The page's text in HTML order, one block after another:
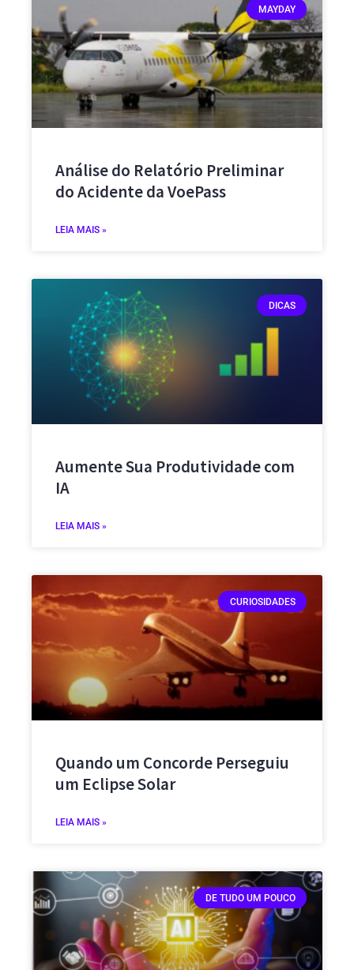
MAYDAY
Análise do Relatório Preliminar
do Acidente da VoePass
LEIA MAIS »
DICAS
Aumente Sua Produtividade com
IA
LEIA MAIS »
CURIOSIDADES
Quando um Concorde Perseguiu
um Eclipse Solar
LEIA MAIS »
DE TUDO UM POUCO